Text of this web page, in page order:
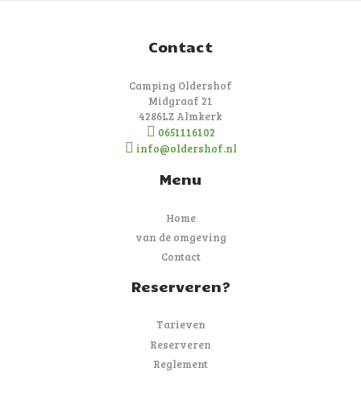
Contact
Camping Oldershof
Midgraaf 21
4286LZ Almkerk
0651116102
info@oldershof.nl
Menu
Home
van de omgeving
Contact
Reserveren?
Tarieven
Reserveren
Reglement